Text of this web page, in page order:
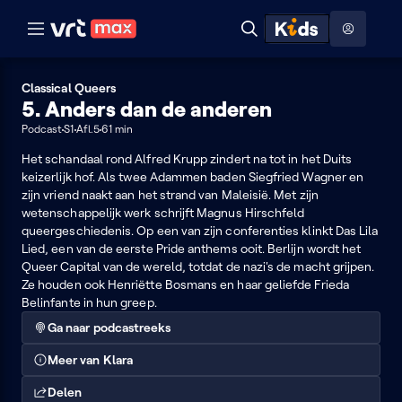
Naar hoofdinhoud Naar audiodescriptie Naar help
Zoeken
ontdekken
Classical Queers
5. Anders dan de anderen
PodcastS1Afl.561 min
Het schandaal rond Alfred Krupp zindert na tot in het Duits
keizerlijk hof. Als twee Adammen baden Siegfried Wagner en
zijn vriend naakt aan het strand van Maleisië. Met zijn
wetenschappelijk werk schrijft Magnus Hirschfeld
queergeschiedenis. Op een van zijn conferenties klinkt Das Lila
Lied, een van de eerste Pride anthems ooit. Berlijn wordt het
Queer Capital van de wereld, totdat de nazi's de macht grijpen.
Ze houden ook Henriëtte Bosmans en haar geliefde Frieda
Belinfante in hun greep.
Ga naar podcastreeks
Meer van Klara
Delen